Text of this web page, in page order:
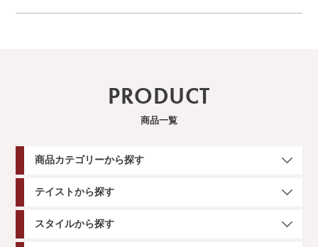
PRODUCT
商品一覧
商品カテゴリーから探す
テイストから探す
スタイルから探す